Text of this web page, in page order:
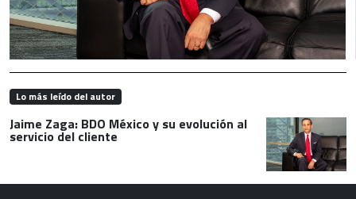
Lo más leído del autor
Jaime Zaga: BDO México y su evolución al
servicio del cliente